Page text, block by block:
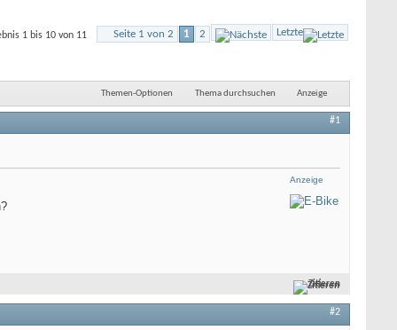
Seite 1 von 2 1 2 Letzte
1 bis 10 von 11
Themen-Optionen Thema durchsuchen Anzeige
#1
Anzeige
Zitieren
#2